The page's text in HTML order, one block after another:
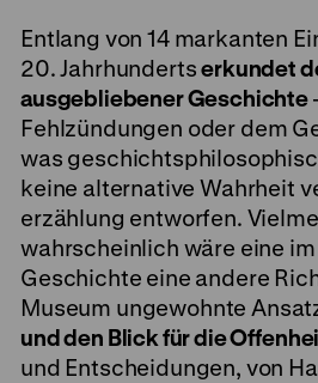
Entlang von 14 markanten
20. Jahrhundertserkundet
ausgebliebener Geschichte
Fehlzündungen oder dem
was
keine alternative Wahrheit
erzählung entworfen.
wahrscheinlich wäre eine
Geschichte eine andere
Museum ungewohnte
und den Blick für die
und Entscheidungen, von